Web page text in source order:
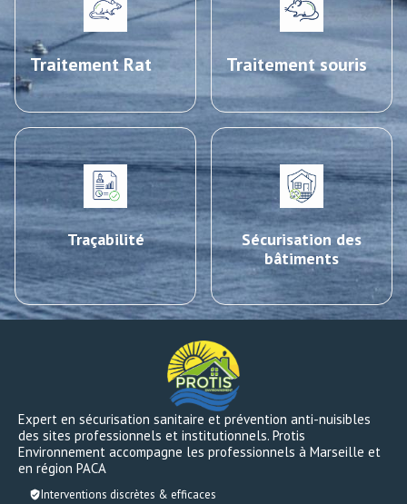
Traitement Rat Traitement souris
Traçabilité
Sécurisation des
bâtiments
Expert en sécurisation sanitaire et prévention anti-nuisibles
des sites professionnels et institutionnels. Protis
Environnement accompagne les professionnels à Marseille et
en région PACA
Interventions discrètes & efficaces